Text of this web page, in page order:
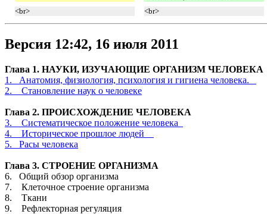
<br>
<br>
Версия 12:42, 16 июля 2011
Глава 1. НАУКИ, ИЗУЧАЮЩИЕ ОРГАНИЗМ ЧЕЛОВЕКА
1. Анатомия, физиология, психология и гигиена человека.
2. Становление наук о человеке
Глава 2. ПРОИСХОЖДЕНИЕ ЧЕЛОВЕКА
3. Систематическое положение человека
4. Историческое прошлое людей
5. Расы человека
Глава 3. СТРОЕНИЕ ОРГАНИЗМА
6. Общий обзор организма
7. Клеточное строение организма
8. Ткани
9. Рефлекторная регуляция